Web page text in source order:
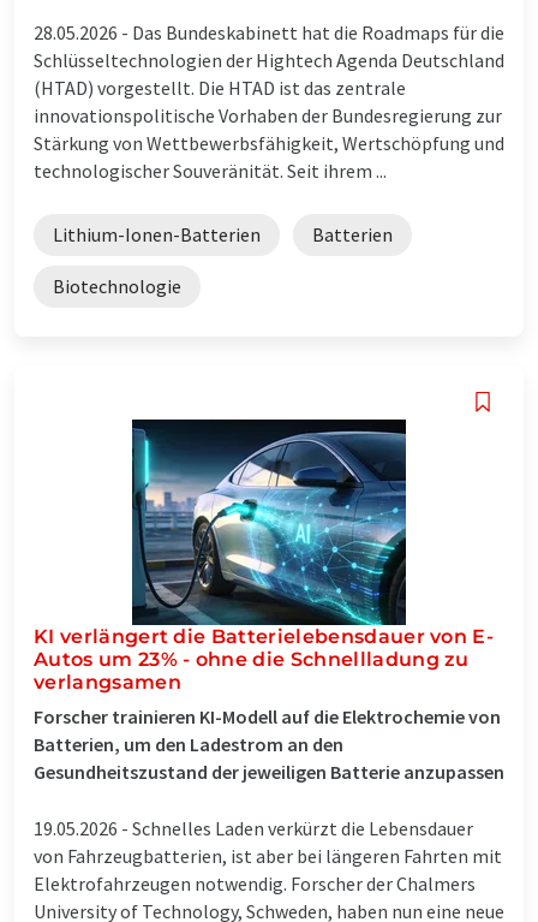
28.05.2026 - Das Bundeskabinett hat die Roadmaps für die
Schlüsseltechnologien der Hightech Agenda Deutschland
(HTAD) vorgestellt. Die HTAD ist das zentrale
innovationspolitische Vorhaben der Bundesregierung zur
Stärkung von Wettbewerbsfähigkeit, Wertschöpfung und
technologischer Souveränität. Seit ihrem ...
Lithium-Ionen-Batterien Batterien
Biotechnologie
KI verlängert die Batterielebensdauer von E-
Autos um 23% - ohne die Schnellladung zu
verlangsamen
Forscher trainieren KI-Modell auf die Elektrochemie von
Batterien, um den Ladestrom an den
Gesundheitszustand der jeweiligen Batterie anzupassen
19.05.2026 - Schnelles Laden verkürzt die Lebensdauer
von Fahrzeugbatterien, ist aber bei längeren Fahrten mit
Elektrofahrzeugen notwendig. Forscher der Chalmers
University of Technology, Schweden, haben nun eine neue